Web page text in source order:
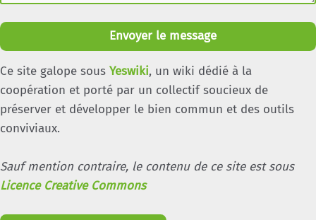
Envoyer le message
Ce site galope sous Yeswiki, un wiki dédié à la
coopération et porté par un collectif soucieux de
préserver et développer le bien commun et des outils
conviviaux.
Sauf mention contraire, le contenu de ce site est sous
Licence Creative Commons